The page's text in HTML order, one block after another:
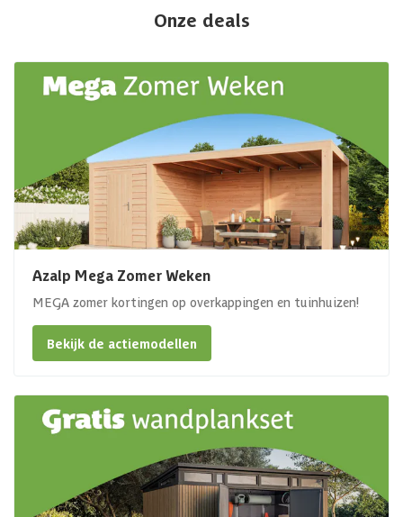
Onze deals
Azalp Mega Zomer Weken
MEGA zomer kortingen op overkappingen en tuinhuizen!
Bekijk de actiemodellen